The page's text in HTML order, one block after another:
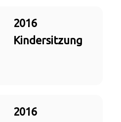
2016
Kindersitzung
2016